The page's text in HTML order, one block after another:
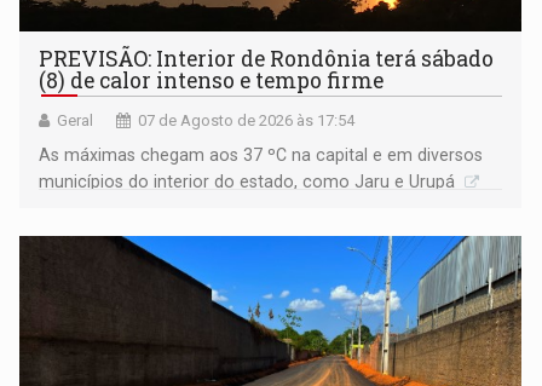
PREVISÃO: Interior de Rondônia terá sábado
(8) de calor intenso e tempo firme
Geral 07 de Agosto de 2026 às 17:54
As máximas chegam aos 37 ºC na capital e em diversos
municípios do interior do estado, como Jaru e Urupá